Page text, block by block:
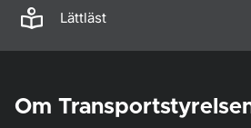
Lättläst
Om